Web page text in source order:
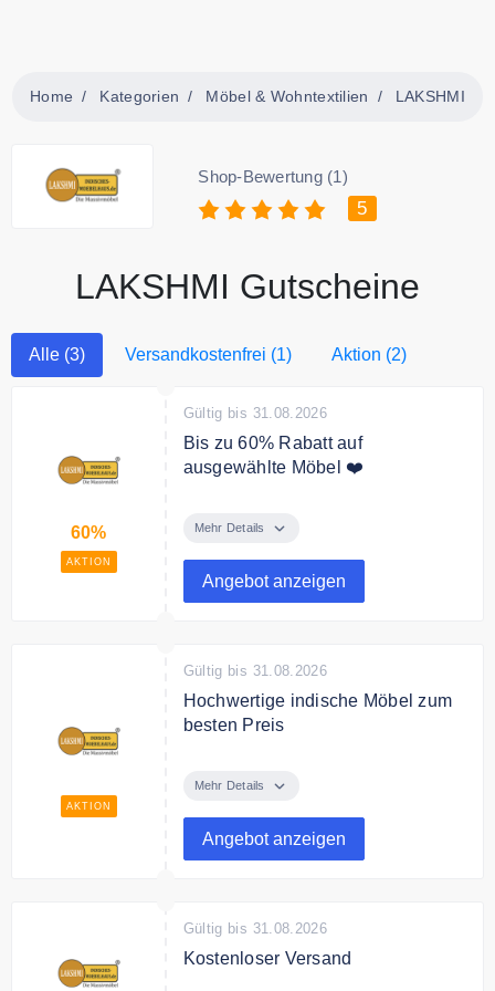
Home Kategorien Möbel & Wohntextilien LAKSHMI
Shop-Bewertung (1)
5
LAKSHMI Gutscheine
Alle (3) Versandkostenfrei (1) Aktion (2)
60%
AKTION
Gültig bis 31.08.2026
Bis zu 60% Rabatt auf
ausgewählte Möbel ❤️
Möbel im Angebot.
Mehr Details
Angebot anzeigen
AKTION
Gültig bis 31.08.2026
Hochwertige indische Möbel zum
besten Preis
hochwertige indische Möbel zum
Mehr Details
Angebot anzeigen
Gültig bis 31.08.2026
Kostenloser Versand